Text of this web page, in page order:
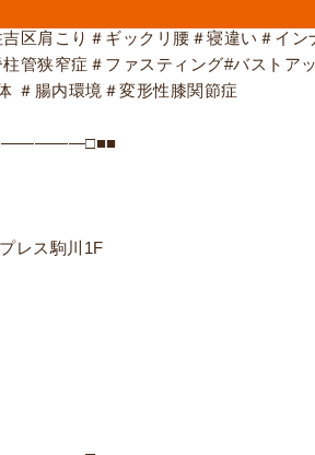
区肩こり＃ギックリ腰＃寝違い＃イ
管狭窄症＃ファスティング#バストア
＃腸内環境＃変形性膝関節症
レス駒川1F